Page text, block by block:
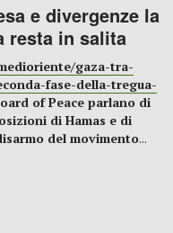
e divergenze la
resta in salita
gaza-tra-
fase-della-tregua-
of Peace parlano di
di Hamas e di
del movimento...